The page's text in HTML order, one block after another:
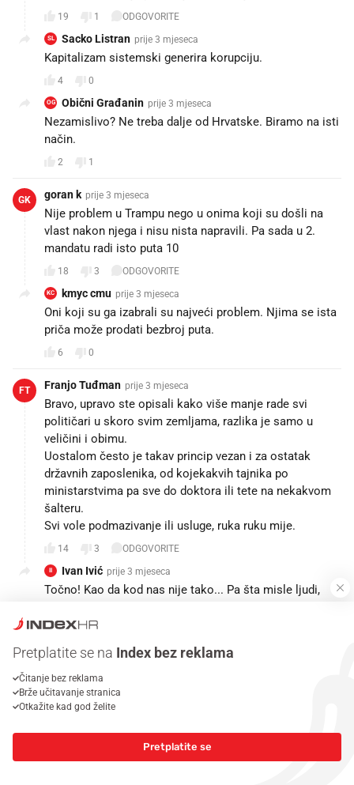
19 1 ODGOVORITE
SL Sacko Listran prije 3 mjeseca
Kapitalizam sistemski generira korupciju.
4 0
OG Obični Građanin prije 3 mjeseca
Nezamislivo? Ne treba dalje od Hrvatske. Biramo na isti
način.
2 1
GK goran k prije 3 mjeseca
Nije problem u Trampu nego u onima koji su došli na
vlast nakon njega i nisu nista napravili. Pa sada u 2.
mandatu radi isto puta 10
18 3 ODGOVORITE
KC kmyc cmu prije 3 mjeseca
Oni koji su ga izabrali su najveći problem. Njima se ista
priča može prodati bezbroj puta.
6 0
FT Franjo Tuđman prije 3 mjeseca
Bravo, upravo ste opisali kako više manje rade svi
političari u skoro svim zemljama, razlika je samo u
veličini i obimu.
Uostalom često je takav princip vezan i za ostatak
državnih zaposlenika, od kojekakvih tajnika po
ministarstvima pa sve do doktora ili tete na nekakvom
šalteru.
Svi vole podmazivanje ili usluge, ruka ruku mije.
14 3 ODGOVORITE
II Ivan Ivić prije 3 mjeseca
Točno! Kao da kod nas nije tako... Pa šta misle ljudi,
6 2
Novinar je otkrio toplu vodu. Sve što je napisano je
odavno poznato. Tako funkcionira demokracija u
americi.
JP Jean Luc Picard prije 3 mjeseca
Pretplatite se na Index bez reklama
Čitanje bez reklama
Brže učitavanje stranica
Otkažite kad god želite
Pretplatite se